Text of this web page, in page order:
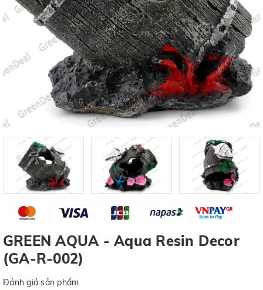
GREEN AQUA - Aqua Resin Decor
(GA-R-002)
Đánh giá sản phẩm